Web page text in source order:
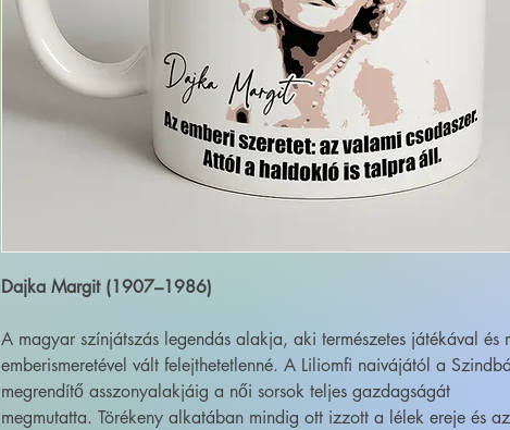
Dajka Margit (1907–1986)
A magyar színjátszás legendás alakja, aki természetes játékával és
emberismeretével vált felejthetetlenné. A Liliomfi naivájától a
megrendítő asszonyalakjáig a női sorsok teljes gazdagságát
megmutatta. Törékeny alkatában mindig ott izzott a lélek ereje és az